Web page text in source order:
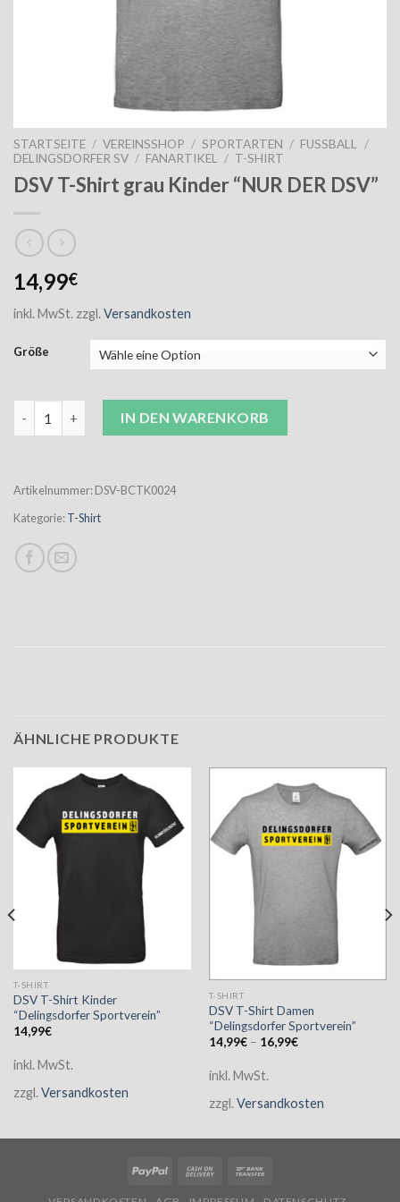
STARTSEITE / VEREINSSHOP / SPORTARTEN / FUSSBALL
/
DELINGSDORFER SV / FANARTIKEL / T-SHIRT
DSV T-Shirt grau Kinder “NUR DER DSV”
14,99€
inkl. MwSt. zzgl. Versandkosten
Größe
IN DEN WARENKORB
Artikelnummer:DSV-BCTK0024
Kategorie:T-Shirt
ÄHNLICHE PRODUKTE
T-SHIRT
DSV T-Shirt Kinder
“Delingsdorfer Sportverein”
14,99€
inkl. MwSt.
zzgl. Versandkosten
T-SHIRT
DSV T-Shirt Damen
“Delingsdorfer Sportverein”
14,99€– 16,99€
inkl. MwSt.
zzgl. Versandkosten